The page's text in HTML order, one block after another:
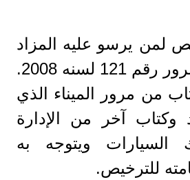
لمن يرسو عليه المزاد
طبقا لقانون المرور رقم 121 لسنه 2008.
من مرور الميناء الذي
وكتاب آخر من الإدارة
السيارات ويتوجه به
للترخيص.